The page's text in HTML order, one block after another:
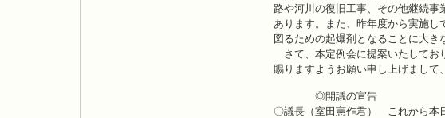
路や河川の復旧工事、その他継続
あります。また、昨年度から実施し
図るための起爆剤となることに大き
さて、本定例会に提案いたしてお
賜りますようお願い申し上げまして
◎開議の宣告
〇議長（室田憲作君） これから本